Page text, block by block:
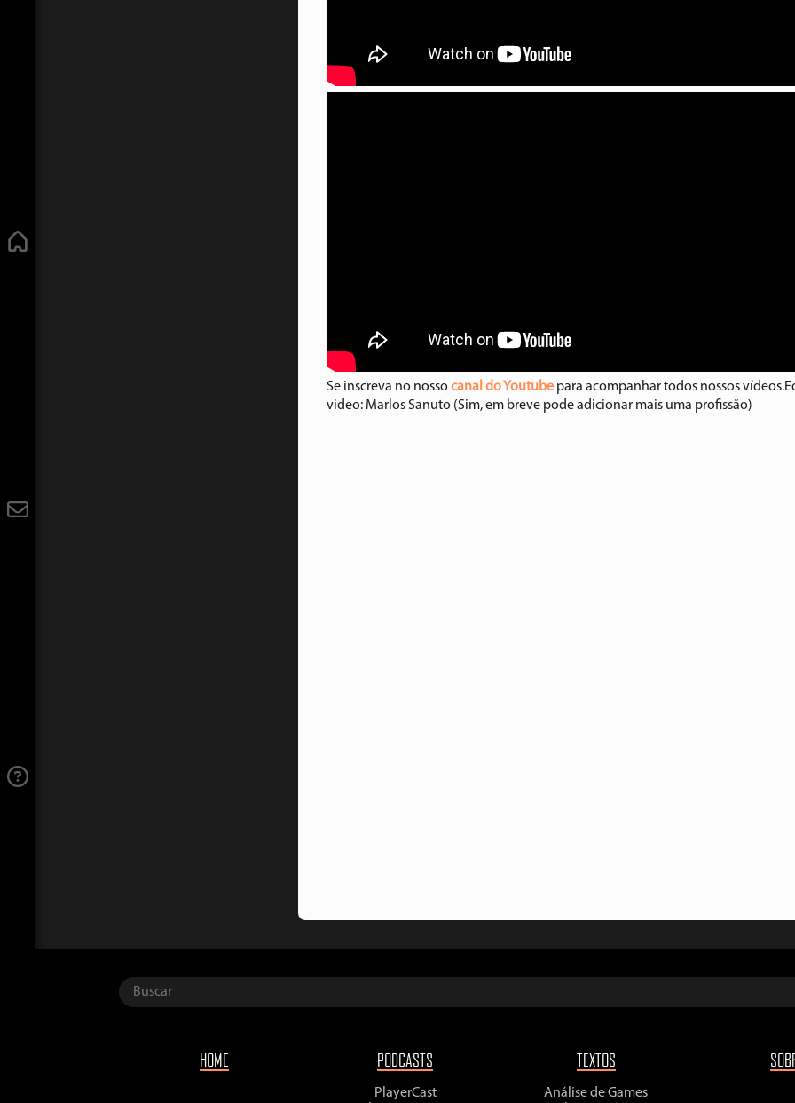
Se inscreva no nosso canal do Youtube para acompanhar todos nossos
video: Marlos Sanuto (Sim, em breve pode adicionar mais uma profissão)
HOME PODCASTS
PlayerCast
TEXTOS
Análise de Games